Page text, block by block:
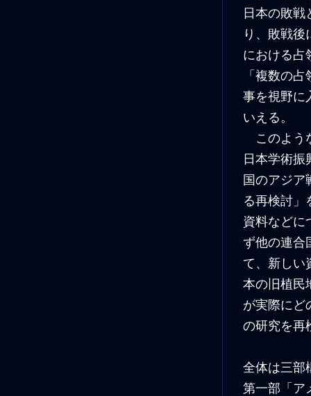
日本の敗
り、敗戦
における占
「複数の
事を視野に
いえる。
このよう
日本学術
国のアジ
る再検討
資料などに
ず他の連合
て、新しい
本の旧植民
が実際にど
の研究を再
全体は三部
第一部「ア